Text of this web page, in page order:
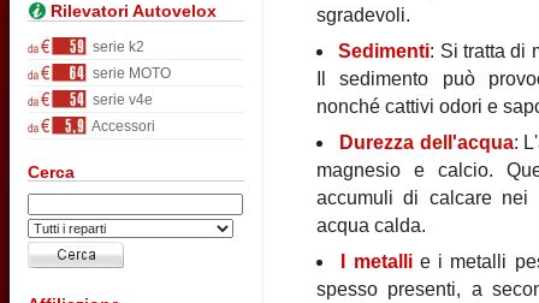
Rilevatori Autovelox
serie k2
serie MOTO
serie v4e
Accessori
Cerca
sgradevoli.
Sedimenti: Si tratta di
Il sedimento può
nonché cattivi odori e
Durezza dell'acqua:
magnesio e calcio.
accumuli di calcare nei
acqua calda.
I metallie i metalli
spesso presenti, a